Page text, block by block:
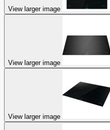
View larger image
View larger image
View larger image